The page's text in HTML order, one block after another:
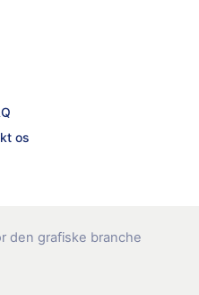
os
den grafiske branche